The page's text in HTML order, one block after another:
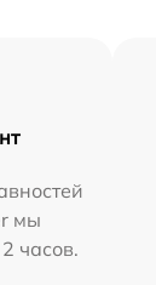
мы
часов.